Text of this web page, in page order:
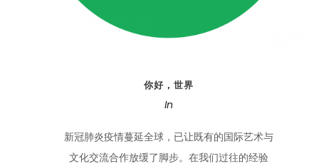
你好，世界
In
新冠肺炎疫情蔓延全球，已让既有的国际艺术与
文化交流合作放缓了脚步。在我们过往的经验